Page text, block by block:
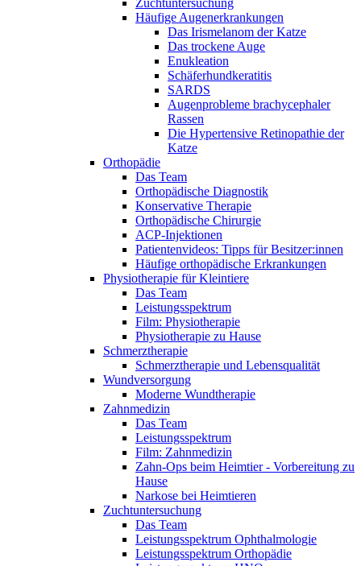
Zuchtuntersuchung
Häufige Augenerkrankungen
Das Irismelanom der Katze
Das trockene Auge
Enukleation
Schäferhundkeratitis
SARDS
Augenprobleme brachycephaler
Rassen
Die Hypertensive Retinopathie der
Katze
Orthopädie
Das Team
Orthopädische Diagnostik
Konservative Therapie
Orthopädische Chirurgie
ACP-Injektionen
Patientenvideos: Tipps für Besitzer:innen
Häufige orthopädische Erkrankungen
Physiotherapie für Kleintiere
Das Team
Leistungsspektrum
Film: Physiotherapie
Physiotherapie zu Hause
Schmerztherapie
Schmerztherapie und Lebensqualität
Wundversorgung
Moderne Wundtherapie
Zahnmedizin
Das Team
Leistungsspektrum
Film: Zahnmedizin
Zahn-Ops beim Heimtier - Vorbereitung zu
Hause
Narkose bei Heimtieren
Zuchtuntersuchung
Das Team
Leistungsspektrum Ophthalmologie
Leistungsspektrum Orthopädie